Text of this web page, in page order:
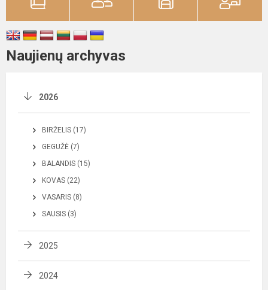
Naujienų archyvas
2026
BIRŽELIS (17)
GEGUŽĖ (7)
BALANDIS (15)
KOVAS (22)
VASARIS (8)
SAUSIS (3)
2025
2024